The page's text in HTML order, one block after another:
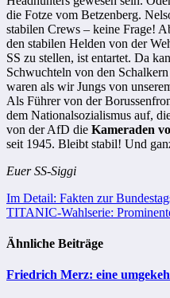
die Fotze vom Betzenberg.
stabilen Crews – keine Frage!
den stabilen Helden von der
SS zu stellen, ist entartet. Da
Schwuchteln von den
waren als wir Jungs von
Als Führer von der
dem Nationalsozialismus auf,
von der AfD die Kameraden
seit 1945. Bleibt stabil! Und
Euer SS-Siggi
Beitragsnavigation
Im Detail: Fakten zur
TITANIC-Wahlserie:
Ähnliche Beiträge
Friedrich Merz: eine